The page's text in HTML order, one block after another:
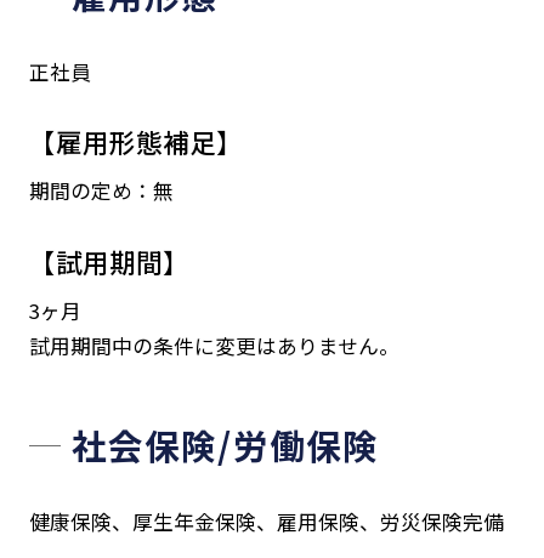
正社員
【雇用形態補足】
期間の定め：無
【試用期間】
3ヶ月
試用期間中の条件に変更はありません。
社会保険/労働保険
健康保険、厚生年金保険、雇用保険、労災保険完備